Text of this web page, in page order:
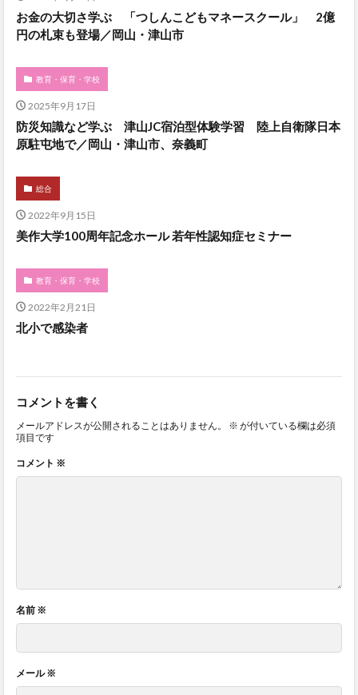
お金の大切さ学ぶ 「つしんこどもマネースクール」 2億
円の札束も登場／岡山・津山市
教育・保育・学校
2025年9月17日
防災知識など学ぶ 津山JC宿泊型体験学習 陸上自衛隊日本
原駐屯地で／岡山・津山市、奈義町
総合
2022年9月15日
美作大学100周年記念ホール 若年性認知症セミナー
教育・保育・学校
2022年2月21日
北小で感染者
コメントを書く
メールアドレスが公開されることはありません。 ※ が付いている欄は必須
項目です
コメント ※
名前 ※
メール※